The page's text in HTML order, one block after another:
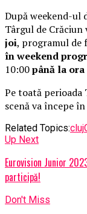
După weekend-ul
Târgul de Crăciun
joi, programul de
în weekend
10:00până la ora
Pe toată perioada
scenă va începe
Related Topics:cluj
Up Next
Eurovision Junior
participă!
Don't Miss